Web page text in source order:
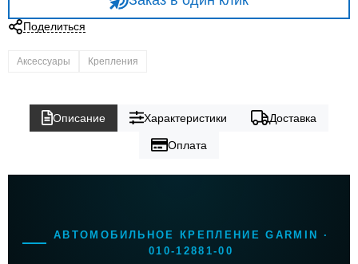
Поделиться
Аксессуары Крепления
Описание Характеристики Доставка
Оплата
АВТОМОБИЛЬНОЕ КРЕПЛЕНИЕ GARMIN ·
010-12881-00